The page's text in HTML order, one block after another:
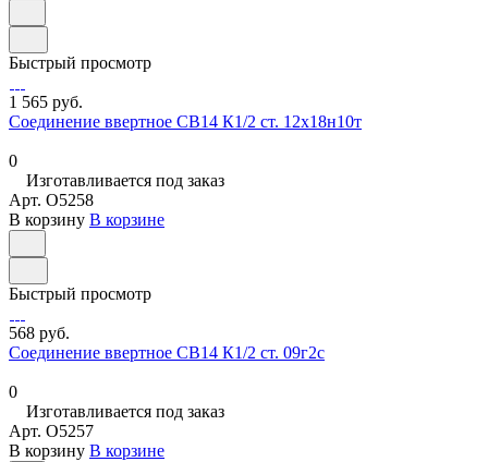
Быстрый просмотр
1 565 руб.
Соединение ввертное СВ14 К1/2 ст. 12х18н10т
0
Изготавливается под заказ
Арт. O5258
В корзину В корзине
Быстрый просмотр
568 руб.
Соединение ввертное СВ14 К1/2 ст. 09г2с
0
Изготавливается под заказ
Арт. O5257
В корзину В корзине